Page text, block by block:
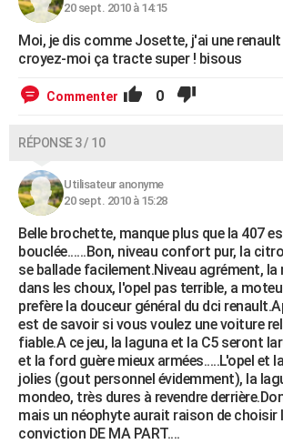
20 sept. 2010 à 14:15
Moi, je dis comme Josette, j'ai une
croyez-moi ça tracte super ! bisous
Commenter 0
RÉPONSE 3 / 10
Utilisateur anonyme
20 sept. 2010 à 15:28
Belle brochette, manque plus que la 407
bouclée......Bon, niveau confort pur, la
se ballade facilement.Niveau agrément,
dans les choux, l'opel pas terrible, a
prefère la douceur général du dci
est de savoir si vous voulez une voiture
fiable.A ce jeu, la laguna et la C5 seront
et la ford guère mieux armées.....L'opel et
jolies (gout personnel évidemment), la
mondeo, très dures à revendre
mais un néophyte aurait raison de choisir
conviction DE MA PART....